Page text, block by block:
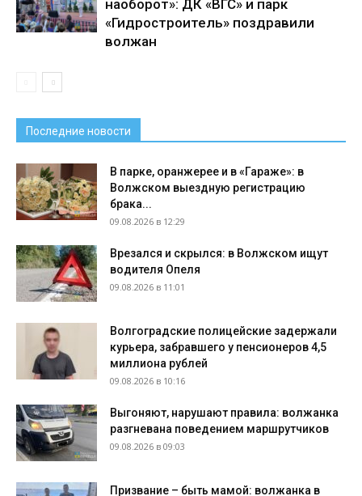
наоборот»: ДК «ВГС» и парк
«Гидростроитель» поздравили
волжан
Последние новости
В парке, оранжерее и в «Гараже»: в
Волжском выездную регистрацию
брака...
09.08.2026 в 12:29
Врезался и скрылся: в Волжском ищут
водителя Опеля
09.08.2026 в 11:01
Волгоградские полицейские задержали
курьера, забравшего у пенсионеров 4,5
миллиона рублей
09.08.2026 в 10:16
Выгоняют, нарушают правила: волжанка
разгневана поведением маршрутчиков
09.08.2026 в 09:03
Призвание – быть мамой: волжанка в